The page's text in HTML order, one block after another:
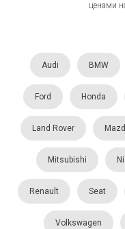
ценами
Audi BMW
Ford Honda
Land Rover
Mitsubishi
Renault Seat
Volkswagen